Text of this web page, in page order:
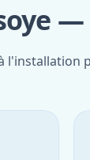
l'installation